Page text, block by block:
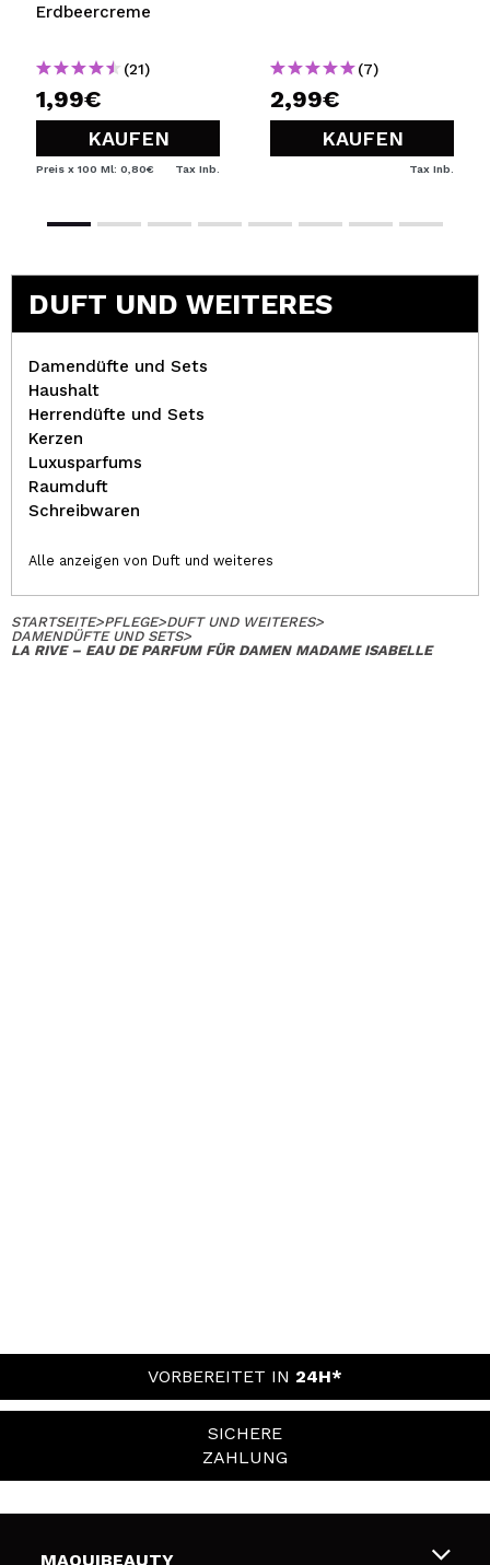
Erdbeercreme
(21)
1,99€
KAUFEN
Preis x 100 Ml: 0,80€ Tax Inb.
(7)
2,99€
KAUFEN
Tax Inb.
DUFT UND WEITERES
Damendüfte und Sets
Haushalt
Herrendüfte und Sets
Kerzen
Luxusparfums
Raumduft
Schreibwaren
Alle anzeigen von Duft und weiteres
STARTSEITE>PFLEGE>DUFT UND WEITERES>
DAMENDÜFTE UND SETS>
LA RIVE – EAU DE PARFUM FÜR DAMEN MADAME ISABELLE
VORBEREITET IN 24H*
SICHERE
ZAHLUNG
MAQUIBEAUTY